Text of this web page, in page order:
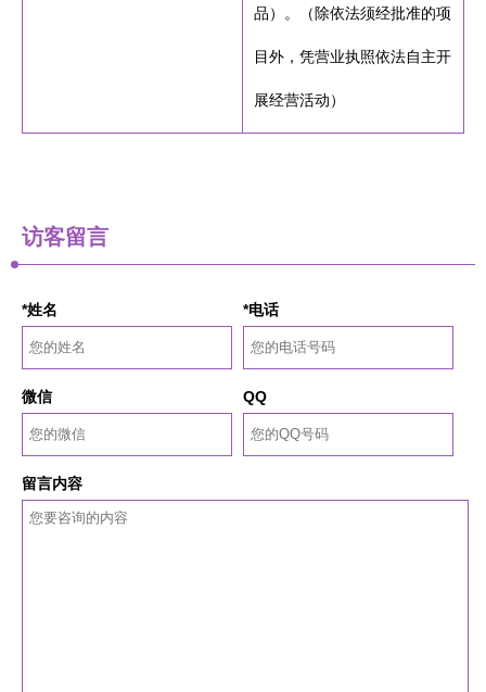
品）。（除依法须经批准的项
目外，凭营业执照依法自主开
展经营活动）
访客留言
*姓名 *电话
微信 QQ
留言内容